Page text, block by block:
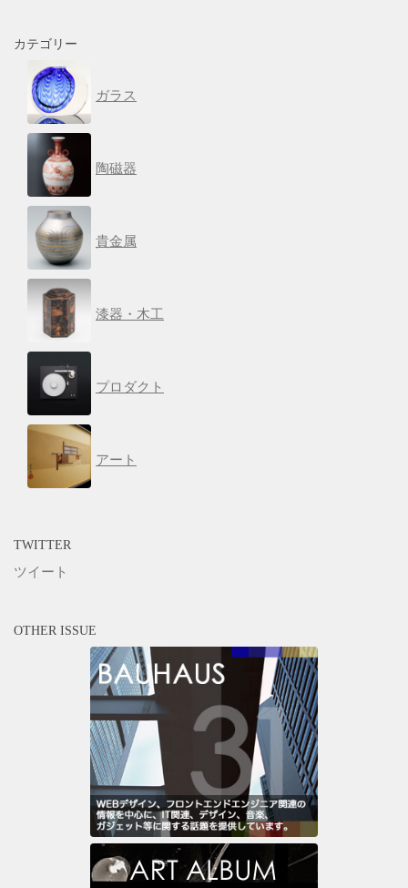
カテゴリー
ガラス
陶磁器
貴金属
漆器・木工
プロダクト
アート
TWITTER
ツイート
OTHER ISSUE